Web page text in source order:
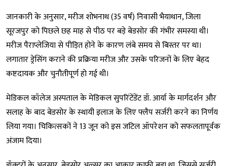
जानकारी के अनुसार, मरीज शोभनाथ (35 वर्ष) निवासी भैयाथान, जिला
सूरजपुर को पिछले छह माह से पीठ पर बड़े बेडसोर की गंभीर समस्या थी।
मरीज पैराप्लेजिया से पीड़ित होने के कारण लंबे समय से बिस्तर पर था।
लगातार ड्रेसिंग कराने की प्रक्रिया मरीज और उसके परिजनों के लिए बेहद
कष्टदायक और चुनौतीपूर्ण हो गई थी।
मेडिकल कॉलेज अस्पताल के मेडिकल सुपरिंटेंडेंट डॉ. आर्या के मार्गदर्शन और
सलाह के बाद बेडसोर के स्थायी इलाज के लिए फ्लैप सर्जरी करने का निर्णय
लिया गया। चिकित्सकों ने 13 जून को इस जटिल ऑपरेशन को सफलतापूर्वक
अंजाम दिया।